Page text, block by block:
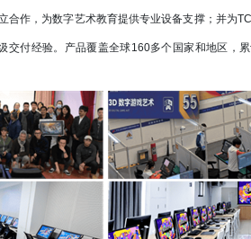
作，为数字艺术教育提供专业设备支撑；并为
交付经验。产品覆盖全球160多个国家和地区，